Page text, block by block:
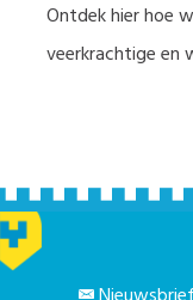
Ontdek hier hoe
veerkrachtige en